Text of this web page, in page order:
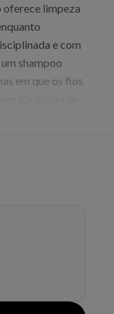
limpeza
e com
shampoo
em que os fios
é uma